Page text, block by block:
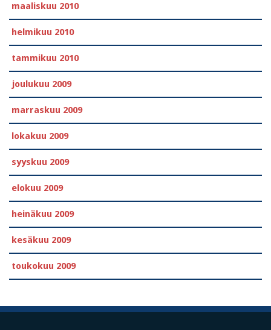
maaliskuu 2010
helmikuu 2010
tammikuu 2010
joulukuu 2009
marraskuu 2009
lokakuu 2009
syyskuu 2009
elokuu 2009
heinäkuu 2009
kesäkuu 2009
toukokuu 2009